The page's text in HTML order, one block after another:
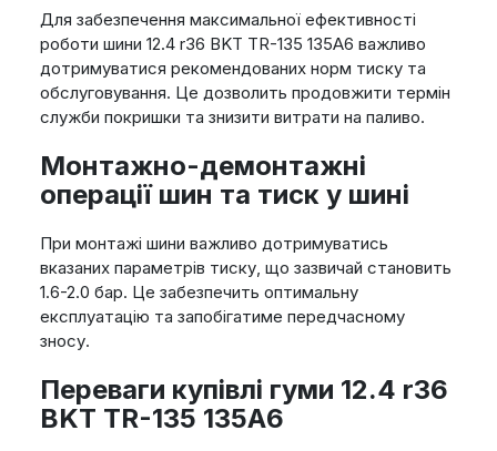
Для забезпечення максимальної ефективності
роботи шини 12.4 r36 BKT TR-135 135A6 важливо
дотримуватися рекомендованих норм тиску та
обслуговування. Це дозволить продовжити термін
служби покришки та знизити витрати на паливо.
Монтажно-демонтажні
операції шин та тиск у шині
При монтажі шини важливо дотримуватись
вказаних параметрів тиску, що зазвичай становить
1.6-2.0 бар. Це забезпечить оптимальну
експлуатацію та запобігатиме передчасному
зносу.
Переваги купівлі гуми 12.4 r36
BKT TR-135 135A6